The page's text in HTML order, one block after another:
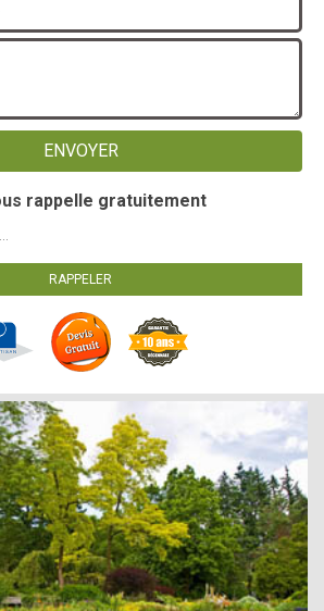
rappelle gratuitement